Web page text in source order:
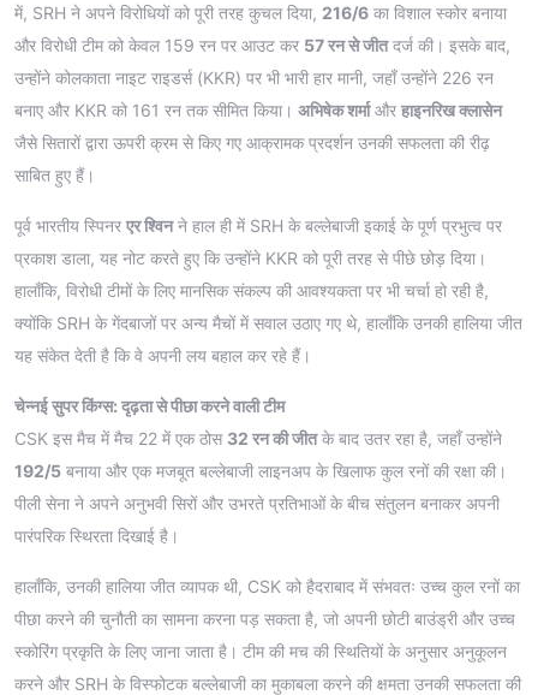
में, SRH ने अपने विरोधियों को पूरी तरह कुचल दिया, 216/6 का विशाल स्कोर बनाया
और विरोधी टीम को केवल 159 रन पर आउट कर 57 रन से जीतदर्ज की। इसके बाद,
उन्होंने कोलकाता नाइट राइडर्स (KKR) पर भी भारी हार मानी, जहाँ उन्होंने 226 रन
बनाए और KKR को 161 रन तक सीमित किया। अभिषेक शर्माऔर हाइनरिख क्लासेन
जैसे सितारों द्वारा ऊपरी क्रम से किए गए आक्रामक प्रदर्शन उनकी सफलता की रीढ़
साबित हुए हैं।
पूर्व भारतीय स्पिनर एर श्विनने हाल ही में SRH के बल्लेबाजी इकाई के पूर्ण प्रभुत्व पर
प्रकाश डाला, यह नोट करते हुए कि उन्होंने KKR को पूरी तरह से पीछे छोड़ दिया।
हालाँकि, विरोधी टीमों के लिए मानसिक संकल्प की आवश्यकता पर भी चर्चा हो रही है,
क्योंकि SRH के गेंदबाजों पर अन्य मैचों में सवाल उठाए गए थे, हालाँकि उनकी हालिया जीत
यह संकेत देती है कि वे अपनी लय बहाल कर रहे हैं।
चेन्नई सुपर किंग्स: दृढ़ता से पीछा करने वाली टीम
CSK इस मैच में मैच 22 में एक ठोस 32 रन की जीतके बाद उतर रहा है, जहाँ उन्होंने
192/5 बनाया और एक मजबूत बल्लेबाजी लाइनअप के खिलाफ कुल रनों की रक्षा की।
पीली सेना ने अपने अनुभवी सिरों और उभरते प्रतिभाओं के बीच संतुलन बनाकर अपनी
पारंपरिक स्थिरता दिखाई है।
हालाँकि, उनकी हालिया जीत व्यापक थी, CSK को हैदराबाद में संभवतः उच्च कुल रनों का
पीछा करने की चुनौती का सामना करना पड़ सकता है, जो अपनी छोटी बाउंड्री और उच्च
स्कोरिंग प्रकृति के लिए जाना जाता है। टीम की मच की स्थितियों के अनुसार अनुकूलन
करने और SRH के विस्फोटक बल्लेबाजी का मुकाबला करने की क्षमता उनकी सफलता की